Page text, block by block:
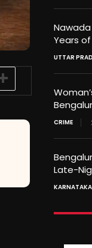
Nawada
Years
UTTAR
CRIME
Late-
KARNATAKA